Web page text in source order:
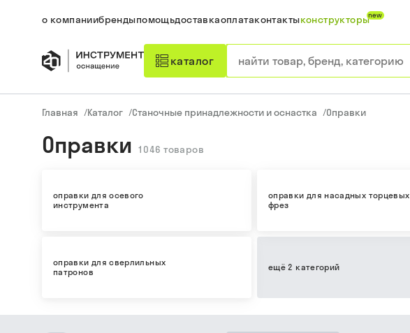
о компаниибрендыпомощьдоставкаоплатаконтактыконструкторыnew
каталог
Главная /Каталог /Станочные принадлежности и оснастка /Оправки
Оправки 1046 товаров
оправки для осевого
инструмента
оправки для насадных торцевых
фрез
оправки для сверлильных
патронов
ещё 2 категорий